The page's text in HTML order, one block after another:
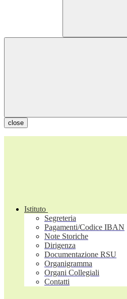
close
Istituto
Segreteria
Pagamenti/Codice IBAN
Note Storiche
Dirigenza
Documentazione RSU
Organigramma
Organi Collegiali
Contatti